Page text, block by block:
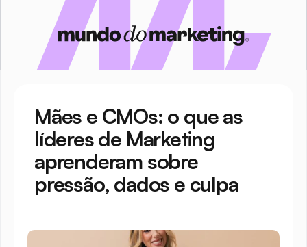
Mães e CMOs: o que as
líderes de Marketing
aprenderam sobre
pressão, dados e culpa